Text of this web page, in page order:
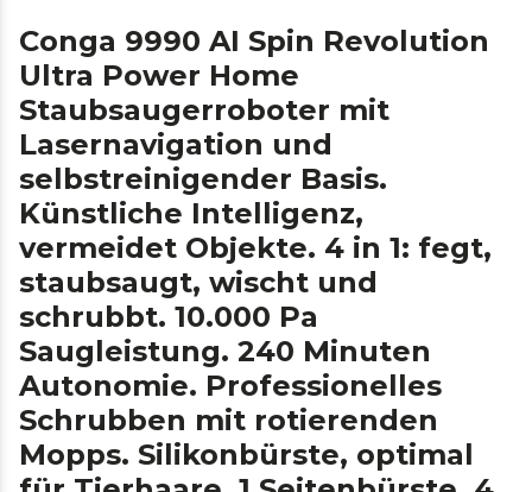
Conga 9990 AI Spin Revolution
Ultra Power Home
Staubsaugerroboter mit
Lasernavigation und
selbstreinigender Basis.
Künstliche Intelligenz,
vermeidet Objekte. 4 in 1: fegt,
staubsaugt, wischt und
schrubbt. 10.000 Pa
Saugleistung. 240 Minuten
Autonomie. Professionelles
Schrubben mit rotierenden
Mopps. Silikonbürste, optimal